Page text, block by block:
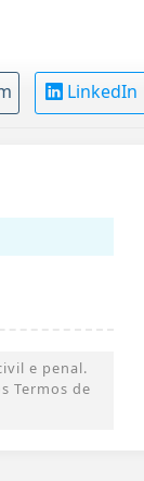
LinkedIn
e penal.
Termos de